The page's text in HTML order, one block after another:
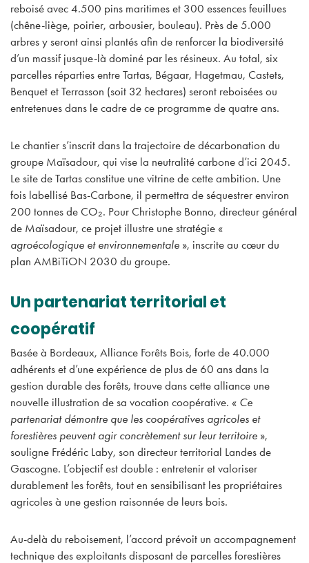
reboisé avec 4.500 pins maritimes et 300 essences feuillues
(chêne-liège, poirier, arbousier, bouleau). Près de 5.000
arbres y seront ainsi plantés afin de renforcer la biodiversité
d’un massif jusque-là dominé par les résineux. Au total, six
parcelles réparties entre Tartas, Bégaar, Hagetmau, Castets,
Benquet et Terrasson (soit 32 hectares) seront reboisées ou
entretenues dans le cadre de ce programme de quatre ans.
Le chantier s’inscrit dans la trajectoire de décarbonation du
groupe Maïsadour, qui vise la neutralité carbone d’ici 2045.
Le site de Tartas constitue une vitrine de cette ambition. Une
fois labellisé Bas-Carbone, il permettra de séquestrer environ
200 tonnes de CO₂. Pour Christophe Bonno, directeur général
de Maïsadour, ce projet illustre une stratégie «
agroécologique et environnementale », inscrite au cœur du
plan AMBiTiON 2030 du groupe.
Un partenariat territorial et
coopératif
Basée à Bordeaux, Alliance Forêts Bois, forte de 40.000
adhérents et d’une expérience de plus de 60 ans dans la
gestion durable des forêts, trouve dans cette alliance une
nouvelle illustration de sa vocation coopérative. « Ce
partenariat démontre que les coopératives agricoles et
forestières peuvent agir concrètement sur leur territoire »,
souligne Frédéric Laby, son directeur territorial Landes de
Gascogne. L’objectif est double : entretenir et valoriser
durablement les forêts, tout en sensibilisant les propriétaires
agricoles à une gestion raisonnée de leurs bois.
Au-delà du reboisement, l’accord prévoit un accompagnement
technique des exploitants disposant de parcelles forestières